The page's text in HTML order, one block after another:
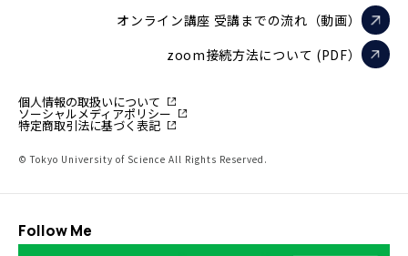
オンライン講座 受講までの流れ（動画）
zoom接続方法について (PDF）
個人情報の取扱いについて
ソーシャルメディアポリシー
特定商取引法に基づく表記
© Tokyo University of Science All Rights Reserved.
Follow Me